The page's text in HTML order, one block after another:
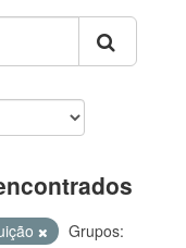
Grupos: